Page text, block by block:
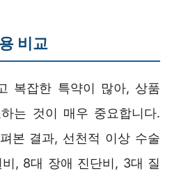
비교
복잡한 특약이 많아, 상품
는 것이 매우 중요합니다.
본 결과, 선천적 이상 수술
, 8대 장애 진단비, 3대 질